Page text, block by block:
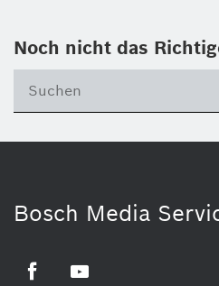
Noch nicht das
Bosch Media